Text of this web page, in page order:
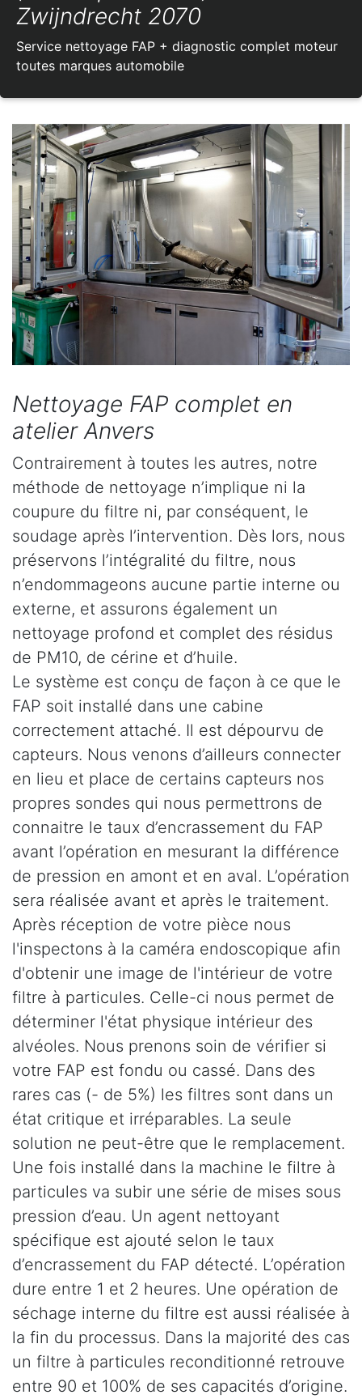
Zwijndrecht 2070
Service nettoyage FAP + diagnostic complet moteur
toutes marques automobile
Nettoyage FAP complet en
atelier Anvers
Contrairement à toutes les autres, notre
méthode de nettoyage n’implique ni la
coupure du filtre ni, par conséquent, le
soudage après l’intervention. Dès lors, nous
préservons l’intégralité du filtre, nous
n’endommageons aucune partie interne ou
externe, et assurons également un
nettoyage profond et complet des résidus
de PM10, de cérine et d’huile.
Le système est conçu de façon à ce que le
FAP soit installé dans une cabine
correctement attaché. Il est dépourvu de
capteurs. Nous venons d’ailleurs connecter
en lieu et place de certains capteurs nos
propres sondes qui nous permettrons de
connaitre le taux d’encrassement du FAP
avant l’opération en mesurant la différence
de pression en amont et en aval. L’opération
sera réalisée avant et après le traitement.
Après réception de votre pièce nous
l'inspectons à la caméra endoscopique afin
d'obtenir une image de l'intérieur de votre
filtre à particules. Celle-ci nous permet de
déterminer l'état physique intérieur des
alvéoles. Nous prenons soin de vérifier si
votre FAP est fondu ou cassé. Dans des
rares cas (- de 5%) les filtres sont dans un
état critique et irréparables. La seule
solution ne peut-être que le remplacement.
Une fois installé dans la machine le filtre à
particules va subir une série de mises sous
pression d’eau. Un agent nettoyant
spécifique est ajouté selon le taux
d’encrassement du FAP détecté. L’opération
dure entre 1 et 2 heures. Une opération de
séchage interne du filtre est aussi réalisée à
la fin du processus. Dans la majorité des cas
un filtre à particules reconditionné retrouve
entre 90 et 100% de ses capacités d’origine.